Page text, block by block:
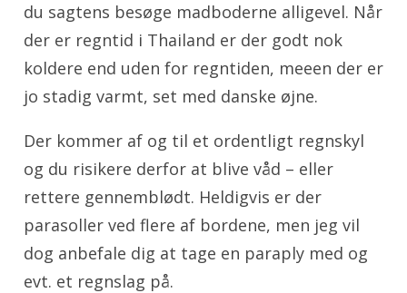
du sagtens besøge madboderne alligevel. Når
der er regntid i Thailand er der godt nok
koldere end uden for regntiden, meeen der er
jo stadig varmt, set med danske øjne.
Der kommer af og til et ordentligt regnskyl
og du risikere derfor at blive våd – eller
rettere gennemblødt. Heldigvis er der
parasoller ved flere af bordene, men jeg vil
dog anbefale dig at tage en paraply med og
evt. et regnslag på.